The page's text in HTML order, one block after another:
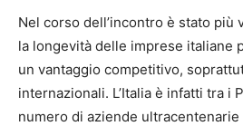
Nel corso dell’incontro è stato più
la longevità delle imprese italiane
un vantaggio competitivo,
internazionali. L’Italia è infatti tra i
numero di aziende ultracentenarie